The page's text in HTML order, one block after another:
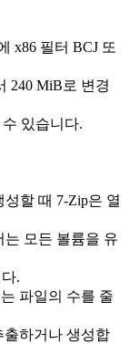
x86 필터 BCJ 또
240 MiB로 변경
있습니다.
할 때 7-Zip은 열
모든 볼륨을 유
.
파일의 수를 줄
출하거나 생성합